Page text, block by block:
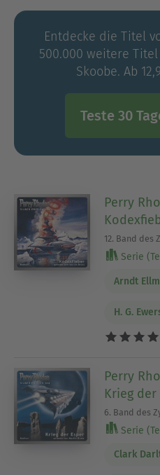
Entdecke die Titel
500.000 weitere
Skoobe. Ab
Teste 30
Perry
12. Band des
Serie
Arndt
H. G.
Perry
Krieg der
6. Band des
Serie
Clark